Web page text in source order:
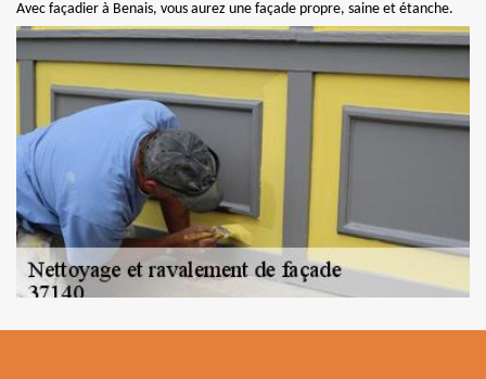
Avec façadier à Benais, vous aurez une façade propre, saine et étanche.